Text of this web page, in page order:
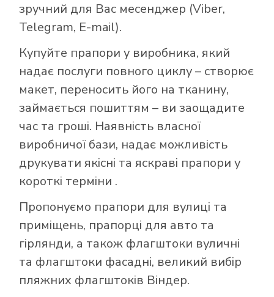
зручний для Вас месенджер (Viber,
Telegram, E-mail).
Купуйте прапори у виробника, який
надає послуги повного циклу – створює
макет, переносить його на тканину,
займається пошиттям – ви заощадите
час та гроші. Наявність власної
виробничої бази, надає можливість
друкувати якісні та яскраві прапори у
короткі терміни .
Пропонуємо прапори для вулиці та
приміщень, прапорці для авто та
гірлянди, а також флагштоки вуличні
та флагштоки фасадні, великий вибір
пляжних флагштоків Віндер.